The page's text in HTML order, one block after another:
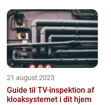
21 august 2023
Guide til TV-inspektion af
kloaksystemet i dit hjem